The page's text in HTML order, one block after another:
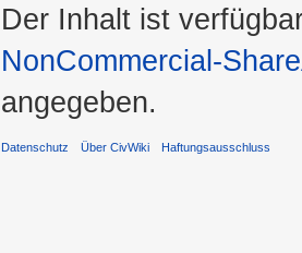
Der Inhalt ist
NonCommercial-
angegeben.
Datenschutz Über CivWiki Haftungsausschluss